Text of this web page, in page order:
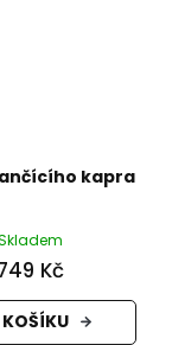
kapra
Kč